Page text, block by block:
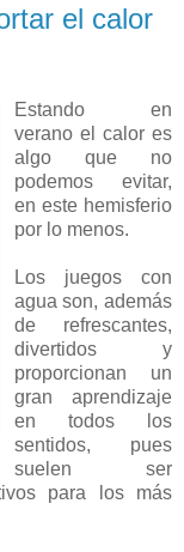
el calor
Estando en
verano el calor es
algo que no
podemos evitar,
en este hemisferio
por lo menos.
Los juegos con
agua son, además
de refrescantes,
divertidos y
proporcionan un
gran aprendizaje
en todos los
sentidos, pues
suelen ser
para los más